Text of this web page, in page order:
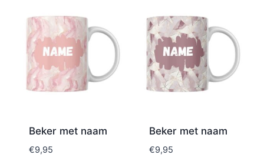
Beker met naam
€9,95
Beker met naam
€9,95